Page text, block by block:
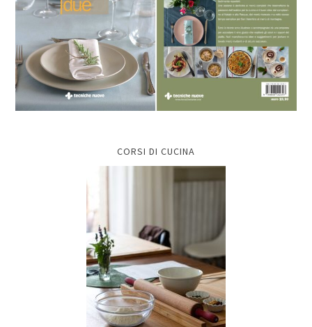
CORSI DI CUCINA